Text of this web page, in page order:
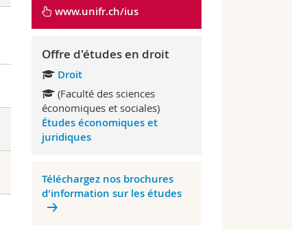
www.unifr.ch/ius
Offre d'études en droit
Droit
(Faculté des sciences
économiques et sociales)
Études économiques et
juridiques
Téléchargez nos brochures
d'information sur les études